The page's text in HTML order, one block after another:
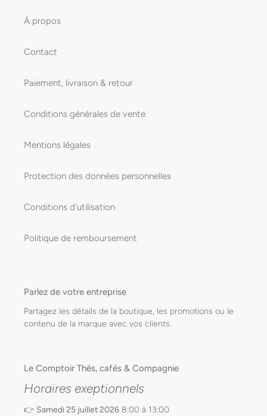
À propos
Contact
Paiement, livraison & retour
Conditions générales de vente
Mentions légales
Protection des données personnelles
Conditions d'utilisation
Politique de remboursement
Parlez de votre entreprise
Partagez les détails de la boutique, les promotions ou le
contenu de la marque avec vos clients.
Le Comptoir Thés, cafés & Compagnie
Horaires exeptionnels
👉 Samedi 25 juillet 2026 8:00 à 13:00